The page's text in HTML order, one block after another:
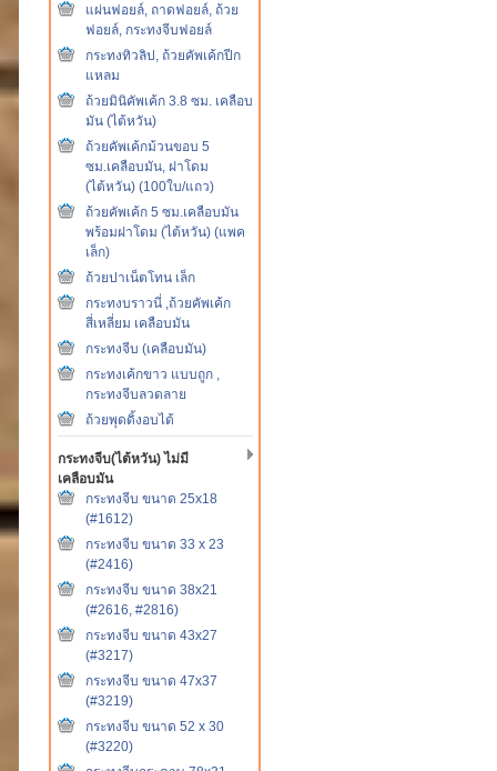
แผ่นฟอยล์, ถาดฟอยล์, ถ้วย
ฟอยล์, กระทงจีบฟอยล์
กระทงทิวลิป, ถ้วยคัพเค้กปีก
แหลม
ถ้วยมินิคัพเค้ก 3.8 ซม. เคลือบ
มัน (ไต้หวัน)
ถ้วยคัพเค้กม้วนขอบ 5
ซม.เคลือบมัน, ฝาโดม
(ไต้หวัน) (100ใบ/แถว)
ถ้วยคัพเค้ก 5 ซม.เคลือบมัน
พร้อมฝาโดม (ไต้หวัน) (แพค
เล็ก)
ถ้วยปาเน็ตโทน เล็ก
กระทงบราวนี่ ,ถ้วยคัพเค้ก
สี่เหลี่ยม เคลือบมัน
กระทงจีบ (เคลือบมัน)
กระทงเค้กขาว แบบถูก ,
กระทงจีบลวดลาย
ถ้วยพุดดิ้งอบได้
กระทงจีบ(ไต้หวัน) ไม่มี
เคลือบมัน
กระทงจีบ ขนาด 25x18
(#1612)
กระทงจีบ ขนาด 33 x 23
(#2416)
กระทงจีบ ขนาด 38x21
(#2616, #2816)
กระทงจีบ ขนาด 43x27
(#3217)
กระทงจีบ ขนาด 47x37
(#3219)
กระทงจีบ ขนาด 52 x 30
(#3220)